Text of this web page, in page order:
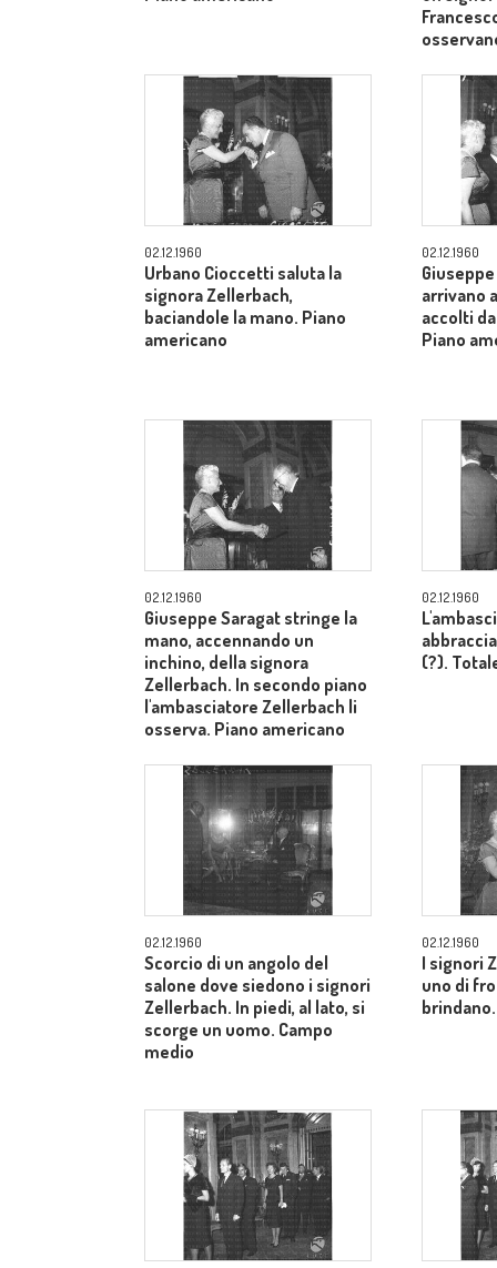
02.12.1960
Urbano Cioccetti saluta la
signora Zellerbach,
baciandole la mano. Piano
americano
02.12.1960
arrivano
accolti
Piano
02.12.1960
Giuseppe Saragat stringe la
mano, accennando un
inchino, della signora
Zellerbach. In secondo piano
l'ambasciatore Zellerbach li
osserva. Piano americano
02.12.1960
(?).
02.12.1960
Scorcio di un angolo del
salone dove siedono i signori
Zellerbach. In piedi, al lato, si
scorge un uomo. Campo
medio
02.12.1960
I signori
uno di